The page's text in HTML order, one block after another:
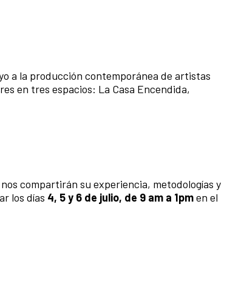
a la producción contemporánea de artistas
en tres espacios: La Casa Encendida,
compartirán su experiencia, metodologías y
los días 4, 5 y 6 de julio, de 9 am a 1pmen el